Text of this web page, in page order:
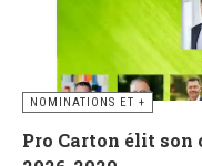
NOMINATIONS ET +
Pro Carton élit